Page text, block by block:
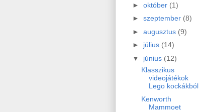
► október (1)
► szeptember (8)
► augusztus (9)
► július (14)
▼ június (12)
Klasszikus
videojátékok
Lego kockákból
Kenworth
Mammoet